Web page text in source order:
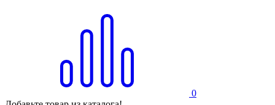
0